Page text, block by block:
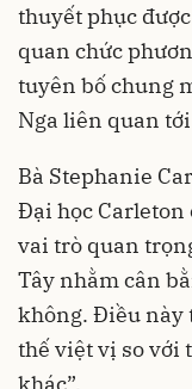
thuyết phục
quan chức
tuyên bố chung
Nga liên quan
Bà Stephanie
Đại học Carleton
vai trò quan
Tây nhằm cân
không. Điều này
thế việt vị so với